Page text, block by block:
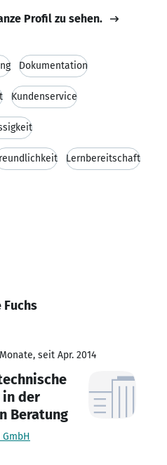
Profil zu sehen.
Dokumentation
Kundenservice
Lernbereitschaft
seit Apr. 2014
in der
Beratung